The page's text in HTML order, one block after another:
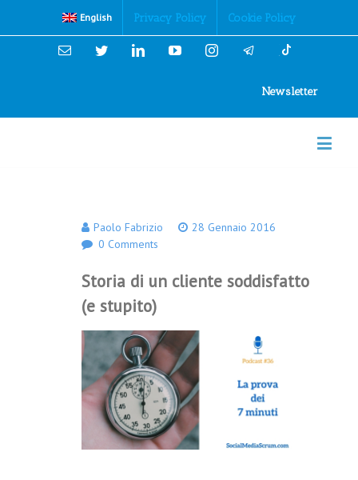
English Privacy Policy Cookie Policy
Email TwitterLinkedinYouTubeInstagram
Newsletter
Paolo Fabrizio
28 Gennaio 2016
0 Comments
Storia di un cliente soddisfatto
(e stupito)
Cookies Policy